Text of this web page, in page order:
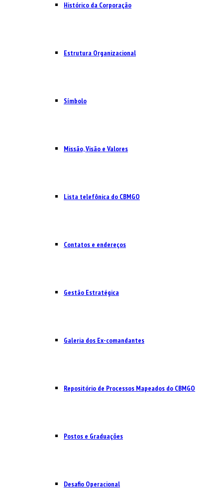
Histórico da Corporação
Estrutura Organizacional
Símbolo
Missão, Visão e Valores
Lista telefônica do CBMGO
Contatos e endereços
Gestão Estratégica
Galeria dos Ex-comandantes
Repositório de Processos Mapeados do CBMGO
Postos e Graduações
Desafio Operacional